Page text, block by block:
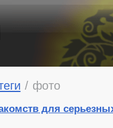
/ фото
для